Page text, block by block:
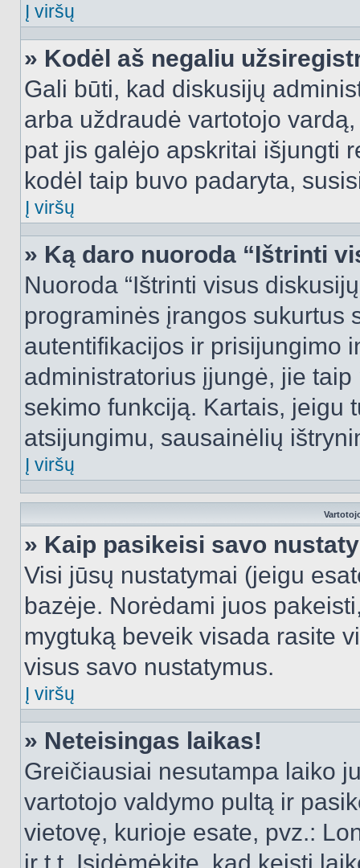
Į viršų
» Kodėl aš negaliu
Gali būti, kad diskusijų
arba uždraudė vartotojo
pat jis galėjo apskritai išjungti
kodėl taip buvo padaryta,
Į viršų
» Ką daro nuoroda “Ištrinti
Nuoroda “Ištrinti visus
programinės įrangos sukurtus
autentifikacijos ir prisijungimo
administratorius įjungė, jie
sekimo funkciją. Kartais, jeigu
atsijungimu, sausainėlių
Į viršų
» Kaip pasikeisi savo
Visi jūsų nustatymai (jeigu
bazėje. Norėdami juos
mygtuką beveik visada rasite
visus savo nustatymus.
Į viršų
» Neteisingas laikas!
Greičiausiai nesutampa laiko
vartotojo valdymo pultą ir
vietovę, kurioje esate, pvz.: